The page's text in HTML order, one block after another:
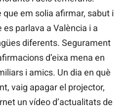
que em solia afirmar, sabut i
parlava a València i a
diferents. Segurament
d’eixa mena en
i amics. Un dia en què
vaig apagar el projector,
un vídeo d’actualitats de